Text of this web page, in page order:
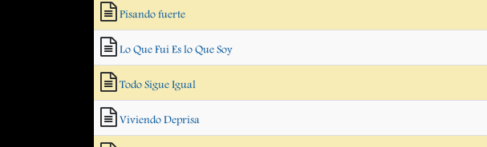
Pisando fuerte
Lo Que Fui Es lo Que Soy
Todo Sigue Igual
Viviendo Deprisa